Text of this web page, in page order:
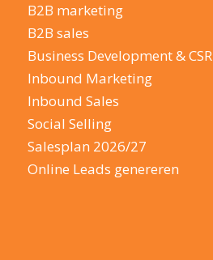
B2B marketing
B2B sales
Business Development & CSR
Inbound Marketing
Inbound Sales
Social Selling
Salesplan 2026/27
Online Leads genereren